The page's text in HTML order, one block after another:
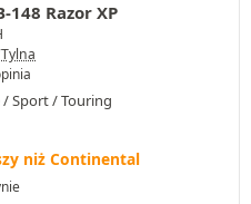
148 Razor XP
Sport / Touring
niż Continental